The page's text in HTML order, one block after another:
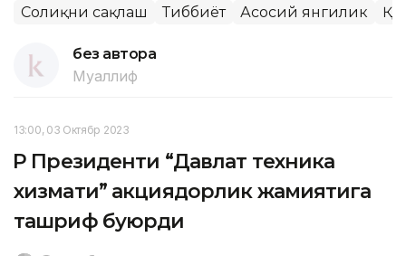
Соғлиқни сақлаш Тиббиёт Асосий янгилик ҚР
без автора
Муаллиф
13:00, 03 Октябр 2023
ҚР Президенти “Давлат техника
хизмати” акциядорлик жамиятига
ташриф буюрди